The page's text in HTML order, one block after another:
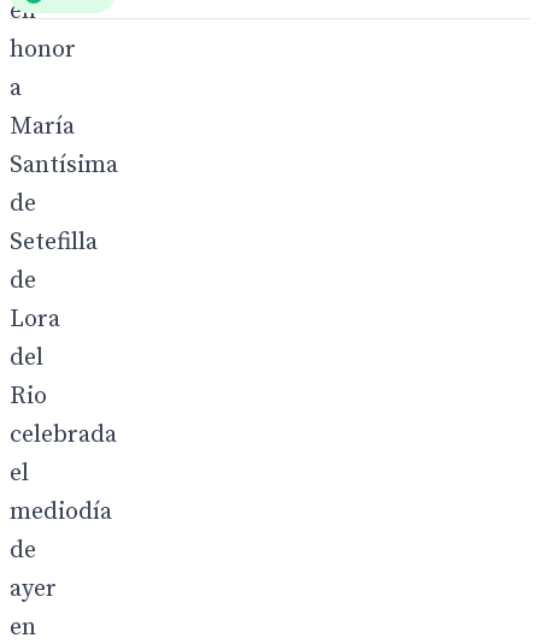
en
honor
a
María
Santísima
de
Setefilla
de
Lora
del
Rio
celebrada
el
mediodía
de
ayer
en